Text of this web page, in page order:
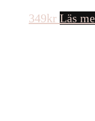
349kr Läs